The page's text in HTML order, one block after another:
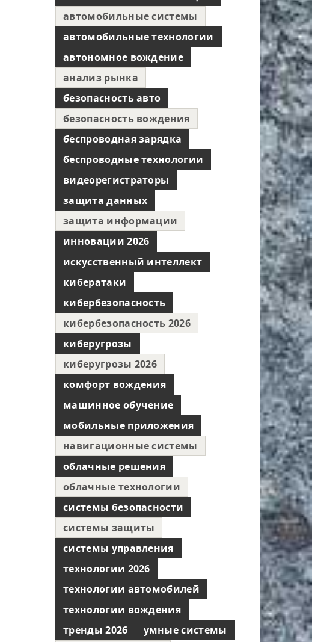
автомобильные системы
автомобильные технологии
автономное вождение
анализ рынка
безопасность авто
безопасность вождения
беспроводная зарядка
беспроводные технологии
видеорегистраторы
защита данных
защита информации
инновации 2026
искусственный интеллект
кибератаки
кибербезопасность
кибербезопасность 2026
киберугрозы
киберугрозы 2026
комфорт вождения
машинное обучение
мобильные приложения
навигационные системы
облачные решения
облачные технологии
системы безопасности
системы защиты
системы управления
технологии 2026
технологии автомобилей
технологии вождения
тренды 2026
умные системы